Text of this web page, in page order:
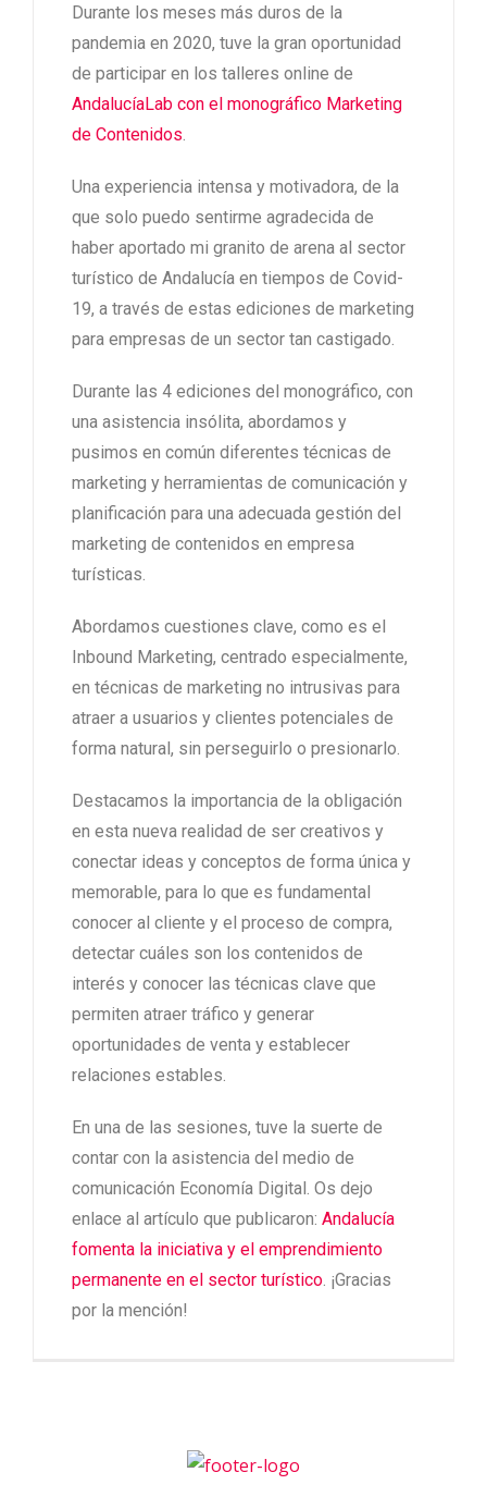
Durante los meses más duros de la
pandemia en 2020, tuve la gran oportunidad
de participar en los talleres online de
AndalucíaLab con el monográfico Marketing
de Contenidos
Una experiencia intensa y motivadora, de la
que solo puedo sentirme agradecida de
haber aportado mi granito de arena al sector
turístico de Andalucía en tiempos de Covid-
19, a través de estas ediciones de marketing
para empresas de un sector tan castigado.
Durante las 4 ediciones del monográfico, con
una asistencia insólita, abordamos y
pusimos en común diferentes técnicas de
marketing y herramientas de comunicación y
planificación para una adecuada gestión del
marketing de contenidos en empresa
turísticas.
Abordamos cuestiones clave, como es el
Inbound Marketing, centrado especialmente,
en técnicas de marketing no intrusivas para
atraer a usuarios y clientes potenciales de
forma natural, sin perseguirlo o presionarlo.
Destacamos la importancia de la obligación
en esta nueva realidad de ser creativos y
conectar ideas y conceptos de forma única y
memorable, para lo que es fundamental
conocer al cliente y el proceso de compra,
detectar cuáles son los contenidos de
interés y conocer las técnicas clave que
permiten atraer tráfico y generar
oportunidades de venta y establecer
relaciones estables.
En una de las sesiones, tuve la suerte de
contar con la asistencia del medio de
comunicación Economía Digital. Os dejo
enlace al artículo que publicaron: Andalucía
fomenta la iniciativa y el emprendimiento
permanente en el sector turístico . ¡Gracias
por la mención!